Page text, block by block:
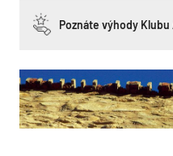
Poznáte výhody Klubu